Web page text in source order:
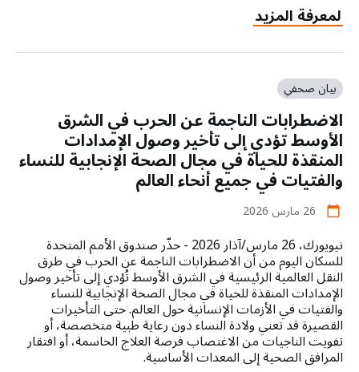
لمعرفة المزيد
about
تزايد
زواج
والحمل
في
سن
المراهقة
يهدد
جيلا
من
الفتيات
في
غزة
بيان صحفي
الاضطرابات الناجمة عن الحرب في الشرق
الأوسط تؤدي إلى تأخير وصول الإمدادات
المنقذة للحياة في مجال الصحة الإنجابية للنساء
والفتيات في جميع أنحاء العالم
calendar_today 26 مارس 2026
نيويورك، 26 مارس/آذار 2026 - حذّر صندوق الأمم المتحدة
للسكان اليوم من أن الاضطرابات الناجمة عن الحرب في طرق
النقل العالمية الرئيسية في الشرق الأوسط تُؤدي إلى تأخير وصول
الإمدادات المنقذة للحياة في مجال الصحة الإنجابية للنساء
والفتيات في الأزمات الإنسانية حول العالم. حتى التأخيرات
القصيرة قد تعني ولادة النساء دون رعاية طبية متخصصة، أو
تفويت الناجيات من الاغتصاب فرصة العلاج الحاسمة، أو افتقار
المرافق الصحية إلى المعدات الأساسية.